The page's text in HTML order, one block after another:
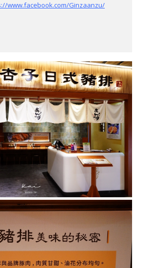
www.facebook.com/Ginzaanzu/